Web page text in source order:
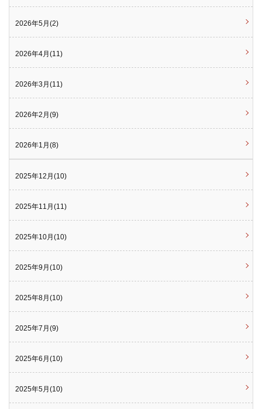
2026年5月(2)
2026年4月(11)
2026年3月(11)
2026年2月(9)
2026年1月(8)
2025年12月(10)
2025年11月(11)
2025年10月(10)
2025年9月(10)
2025年8月(10)
2025年7月(9)
2025年6月(10)
2025年5月(10)